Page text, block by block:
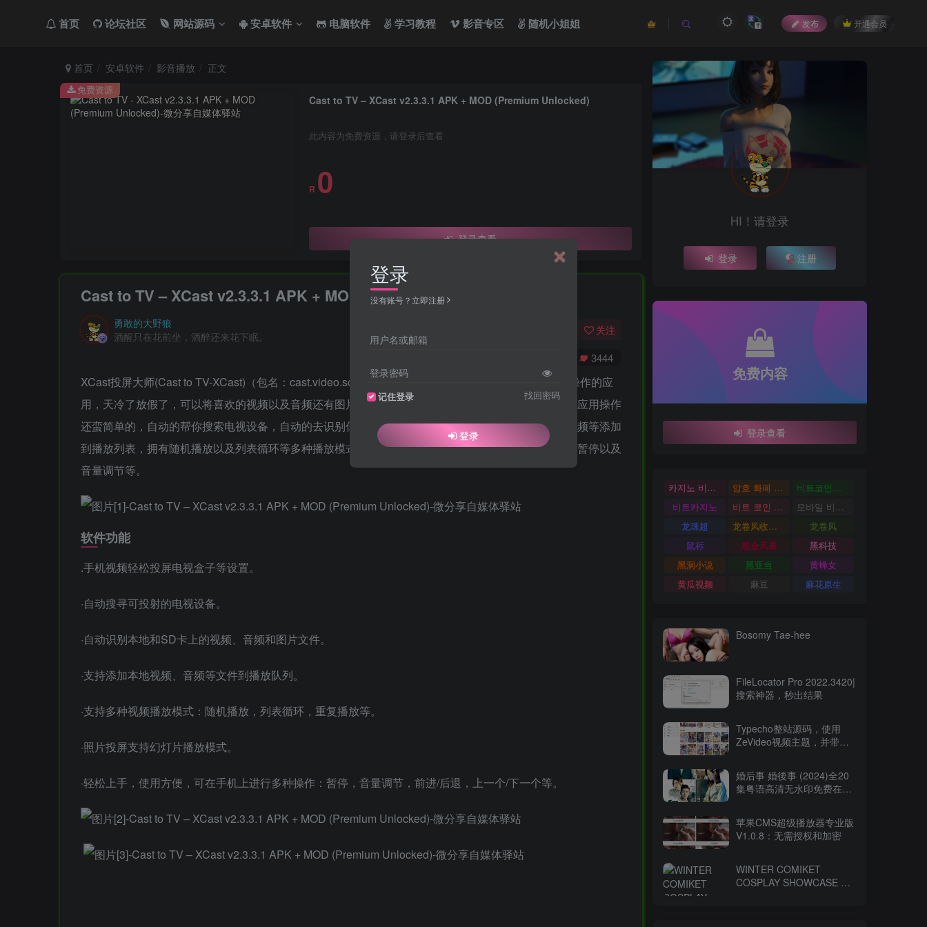
首页 论坛社区 网站源码 安卓软件 电脑软件 学习教程 影音专区 随机小姐姐 发布 开通会员
首页 安卓软件 影音播放 正文
Cast to TV – XCast v2.3.3.1 APK + MOD (Premium Unlocked)
此内容为免费资源，请登录后查看
R 0
登录查看
免费资源
Cast to TV – XCast v2.3.3.1 APK + MOD (Premium Unlocked)
勇敢的大野狼
酒醒只在花前坐，酒醉还来花下眠。
关注
3444
XCast投屏大师(Cast to TV-XCast)（包名：cast.video.screenmirroring.casttotv）是一款可以进行大屏操作的应
用，天冷了放假了，可以将喜欢的视频以及音频还有图片等投屏到电视设备上，想想都觉得舒服，这款应用操作
还蛮简单的，自动的帮你搜索电视设备，自动的去识别你本地的文件以及视频等，支持本地视频以及音频等添加
到播放列表，拥有随机播放以及列表循环等多种播放模式，还支持幻灯片播放图片等，界面简洁，支持暂停以及
音量调节等。
软件功能
.手机视频轻松投屏电视盒子等设置。
·自动搜寻可投射的电视设备。
·自动识别本地和SD卡上的视频、音频和图片文件。
·支持添加本地视频、音频等文件到播放队列。
·支持多种视频播放模式：随机播放，列表循环，重复播放等。
·照片投屏支持幻灯片播放模式。
·轻松上手，使用方便，可在手机上进行多种操作：暂停，音量调节，前进/后退，上一个/下一个等。
HI！请登录
登录 注册
免费内容
登录查看
카지노 비트코인 암호 화폐 카지노
비트코인카지노
비트카지노
비트 코인 온라인 카지노
모바일 비트 코인 카지노
龙珠超
龙卷风收音机
龙卷风
鼠标
黑金风暴
黑科技
黑洞小说
黑亚当
黄蜂女
黄瓜视频
麻豆 麻花原生
Bosomy Tae-hee
FileLocator Pro 2022.3420|
搜索神器，秒出结果
Typecho整站源码，使用
ZeVideo视频主题，并带有
婚后事 婚後事 (2024)全20
集粤语高清无水印免费在线
苹果CMS超级播放器专业版
V1.0.8：无需授权和加密
WINTER COMIKET
COSPLAY SHOWCASE コ
登录
没有账号？立即注册
用户名或邮箱
登录密码
记住登录 找回密码
登录